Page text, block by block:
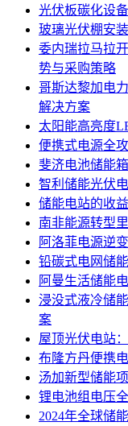
光伏板碳化设
玻璃光伏棚安
委内瑞拉马拉
势与采购策略
哥斯达黎加电
解决方案
太阳能高亮度
便携式电源全
斐济电池储能
智利储能光伏
储能电站的收
南非能源转型
阿洛菲电源逆
铅碳式电网储
阿曼生活储能
浸没式液冷储
案
屋顶光伏电站
布隆方丹便携
汤加新型储能
锂电池组电压
2024年全球储